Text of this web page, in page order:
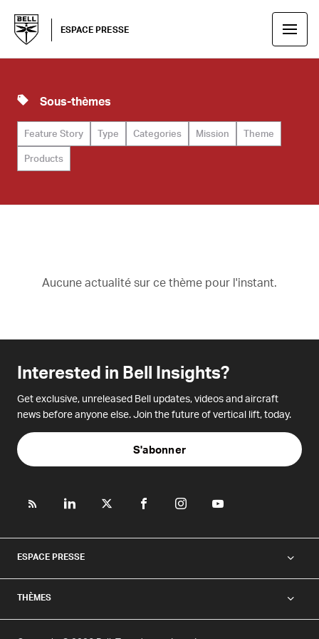
ESPACE PRESSE
Sous-thèmes
Feature Story Type Categories Mission Theme
Products
Aucune actualité sur ce thème pour l'instant.
Interested in Bell Insights?
Get exclusive, unreleased Bell updates, videos and aircraft
news before anyone else. Join the future of vertical lift, today.
S'abonner
ESPACE PRESSE
THÈMES